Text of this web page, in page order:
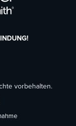
vorbehalten.